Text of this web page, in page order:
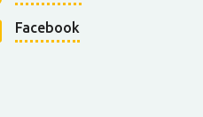
Facebook